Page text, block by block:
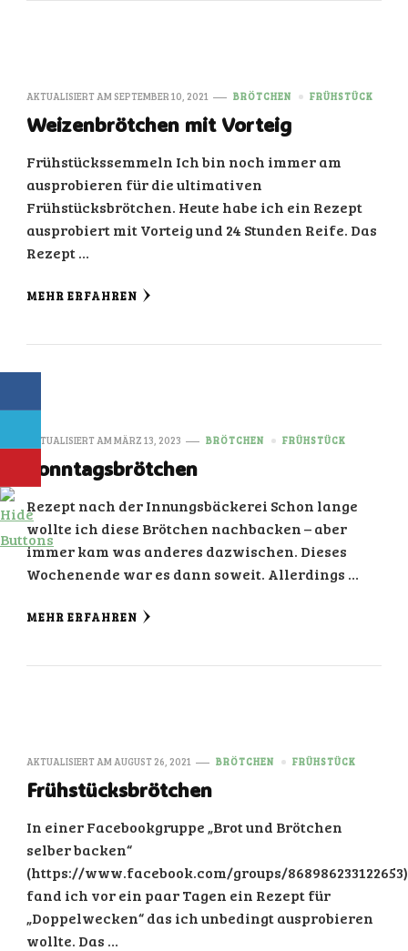
AKTUALISIERT AMSEPTEMBER 10, 2021 BRÖTCHEN FRÜHSTÜCK
Weizenbrötchen mit Vorteig
Frühstückssemmeln Ich bin noch immer am
ausprobieren für die ultimativen
Frühstücksbrötchen. Heute habe ich ein Rezept
ausprobiert mit Vorteig und 24 Stunden Reife. Das
Rezept …
MEHR ERFAHREN
AKTUALISIERT AMMÄRZ 13, 2023 BRÖTCHEN FRÜHSTÜCK
Sonntagsbrötchen
Rezept nach der Innungsbäckerei Schon lange
wollte ich diese Brötchen nachbacken – aber
immer kam was anderes dazwischen. Dieses
Wochenende war es dann soweit. Allerdings …
MEHR ERFAHREN
AKTUALISIERT AMAUGUST 26, 2021 BRÖTCHEN FRÜHSTÜCK
Frühstücksbrötchen
In einer Facebookgruppe „Brot und Brötchen
selber backen“
(https://www.facebook.com/groups/868986233122653)
fand ich vor ein paar Tagen ein Rezept für
„Doppelwecken“ das ich unbedingt ausprobieren
wollte. Das …